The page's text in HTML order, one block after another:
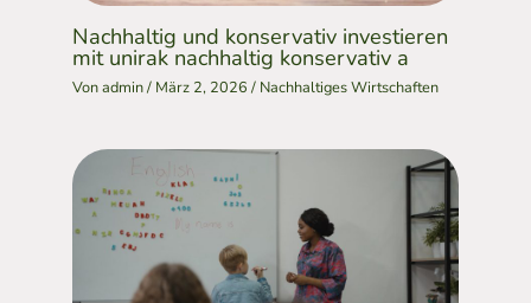
Nachhaltig und konservativ investieren
mit unirak nachhaltig konservativ a
Vonadmin/ März 2, 2026/ Nachhaltiges Wirtschaften